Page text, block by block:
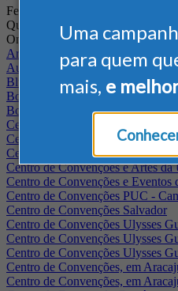
Uma
para quem
mais, e
Feiras
Quando
Onde
Arena Jaguariuna
Auditório Albano Franco - FIEPA
Blumenau - SC
BolognaFiere
Boulevard Olimpico - RJ
Centro Internacional de
Centro de Convenções - SE
Centro de Convenções de
Centro de Convenções e Artes da
Centro de Convenções e
Centro de Convenções PUC -
Centro de Convenções Salvador
Centro de Convenções Ulysses
Centro de Convenções Ulysses
Centro de Convenções Ulysses
Centro de Convenções, em
Centro de Convenções, em